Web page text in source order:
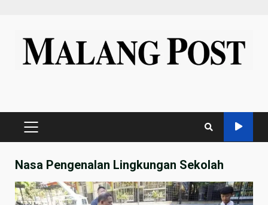
content
PRIMARY
Nasa Pengenalan Lingkungan Sekolah